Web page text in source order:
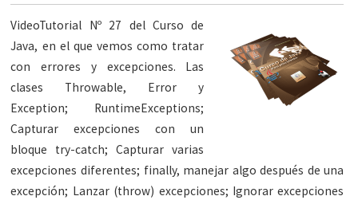
VideoTutorial Nº 27 del Curso de
Java, en el que vemos como tratar
con errores y excepciones. Las
clases Throwable, Error y
Exception; RuntimeExceptions;
Capturar excepciones con un
bloque try-catch; Capturar varias
excepciones diferentes; finally, manejar algo después de una
excepción; Lanzar (throw) excepciones; Ignorar excepciones